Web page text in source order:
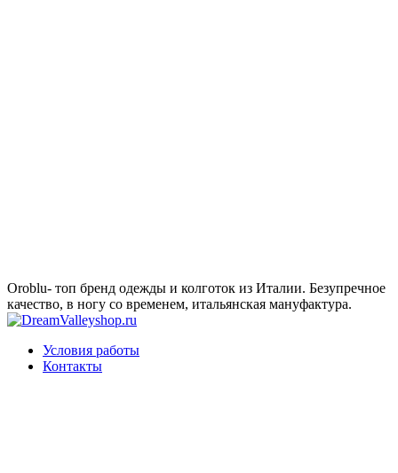
Oroblu- топ бренд одежды и колготок из Италии. Безупречное
качество, в ногу со временем, итальянская мануфактура.
Условия работы
Контакты